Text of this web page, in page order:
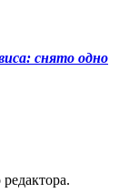
снято одно